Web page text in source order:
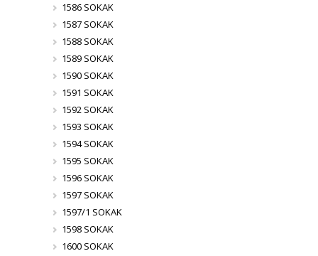
1586 SOKAK
1587 SOKAK
1588 SOKAK
1589 SOKAK
1590 SOKAK
1591 SOKAK
1592 SOKAK
1593 SOKAK
1594 SOKAK
1595 SOKAK
1596 SOKAK
1597 SOKAK
1597/1 SOKAK
1598 SOKAK
1600 SOKAK